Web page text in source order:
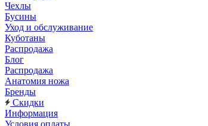
Чехлы
Бусины
Уход и обслуживание
Куботаны
Распродажа
Блог
Распродажа
Анатомия ножа
Бренды
Скидки
Информация
Условия оплаты